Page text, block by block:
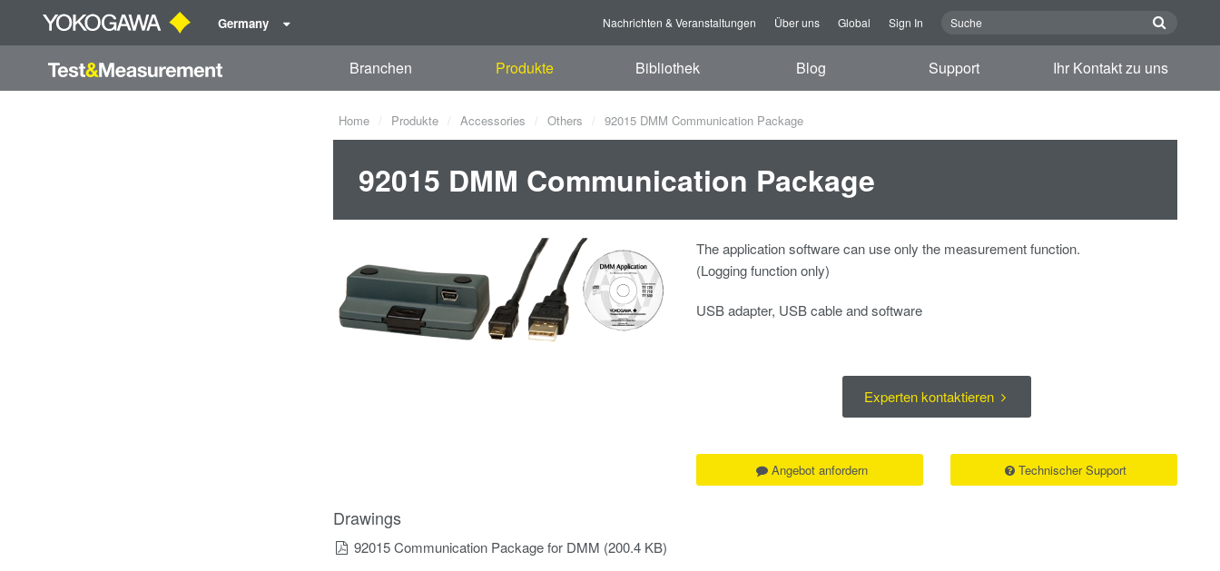
Germany Nachrichten & Veranstaltungen Über uns Global Sign In
Branchen Produkte Bibliothek Blog Support Ihr Kontakt zu uns
Home Produkte Accessories Others 92015 DMM Communication Package
92015 DMM Communication Package
The application software can use only the measurement function.
(Logging function only)
USB adapter, USB cable and software
Experten kontaktieren
Angebot anfordern Technischer Support
Drawings
92015 Communication Package for DMM (200.4 KB)